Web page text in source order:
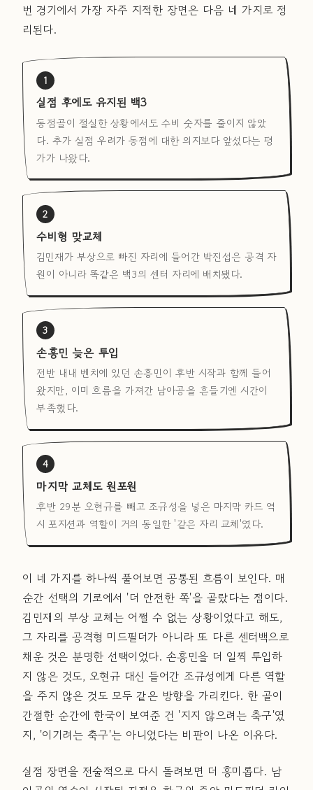
번 경기에서 가장 자주 지적한 장면은 다음 네 가지로 정
리된다.
1
실점 후에도 유지된 백3
동점골이 절실한 상황에서도 수비 숫자를 줄이지 않았
다. 추가 실점 우려가 동점에 대한 의지보다 앞섰다는 평
가가 나왔다.
2
수비형 맞교체
김민재가 부상으로 빠진 자리에 들어간 박진섭은 공격 자
원이 아니라 똑같은 백3의 센터 자리에 배치됐다.
3
손흥민 늦은 투입
전반 내내 벤치에 있던 손흥민이 후반 시작과 함께 들어
왔지만, 이미 흐름을 가져간 남아공을 흔들기엔 시간이
부족했다.
4
마지막 교체도 원포원
후반 29분 오현규를 빼고 조규성을 넣은 마지막 카드 역
시 포지션과 역할이 거의 동일한 '같은 자리 교체'였다.
이 네 가지를 하나씩 풀어보면 공통된 흐름이 보인다. 매
순간 선택의 기로에서 '더 안전한 쪽'을 골랐다는 점이다.
김민재의 부상 교체는 어쩔 수 없는 상황이었다고 해도,
그 자리를 공격형 미드필더가 아니라 또 다른 센터백으로
채운 것은 분명한 선택이었다. 손흥민을 더 일찍 투입하
지 않은 것도, 오현규 대신 들어간 조규성에게 다른 역할
을 주지 않은 것도 모두 같은 방향을 가리킨다. 한 골이
간절한 순간에 한국이 보여준 건 '지지 않으려는 축구'였
지, '이기려는 축구'는 아니었다는 비판이 나온 이유다.
실점 장면을 전술적으로 다시 돌려보면 더 흥미롭다. 남